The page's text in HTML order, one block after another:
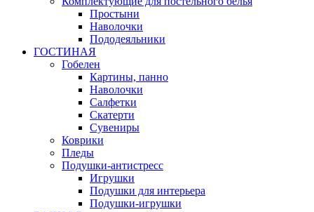
Простыни
Наволочки
Пододеяльники
ГОСТИНАЯ
Гобелен
Картины, панно
Наволочки
Салфетки
Скатерти
Сувениры
Коврики
Пледы
Подушки-антистресс
Игрушки
Подушки для интерьера
Подушки-игрушки